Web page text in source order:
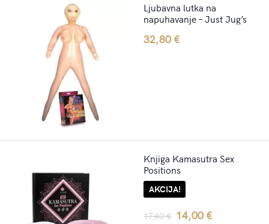
Ljubavna lutka na
napuhavanje – Just Jug’s
32,80€
Knjiga Kamasutra Sex
Positions
AKCIJA!
17,40€ Original
14,00€